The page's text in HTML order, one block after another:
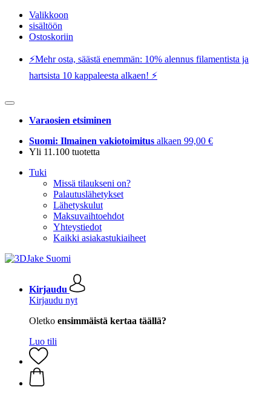
Valikkoon
sisältöön
Ostoskoriin
⚡️Mehr osta, säästä enemmän: 10% alennus filamentista ja
hartsista 10 kappaleesta alkaen! ⚡️
Varaosien etsiminen
Suomi: Ilmainen vakiotoimitus alkaen 99,00 €
Yli 11.100 tuotetta
Tuki
Missä tilaukseni on?
Palautuslähetykset
Lähetyskulut
Maksuvaihtoehdot
Yhteystiedot
Kaikki asiakastukiaiheet
Kirjaudu
Kirjaudu nyt
Oletko ensimmäistä kertaa täällä?
Luo tili